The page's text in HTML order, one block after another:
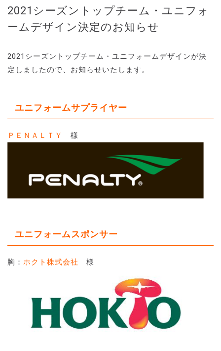
2021シーズントップチーム・ユニフォ
ームデザイン決定のお知らせ
2021シーズントップチーム・ユニフォームデザインが決
定しましたので、お知らせいたします。
ユニフォームサプライヤー
ＰＥＮＡＬＴＹ 様
ユニフォームスポンサー
胸： ホクト株式会社 様